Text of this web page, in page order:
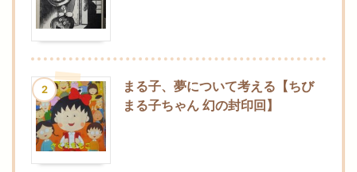
2
まる子、夢について考える【ちび
まる子ちゃん 幻の封印回】